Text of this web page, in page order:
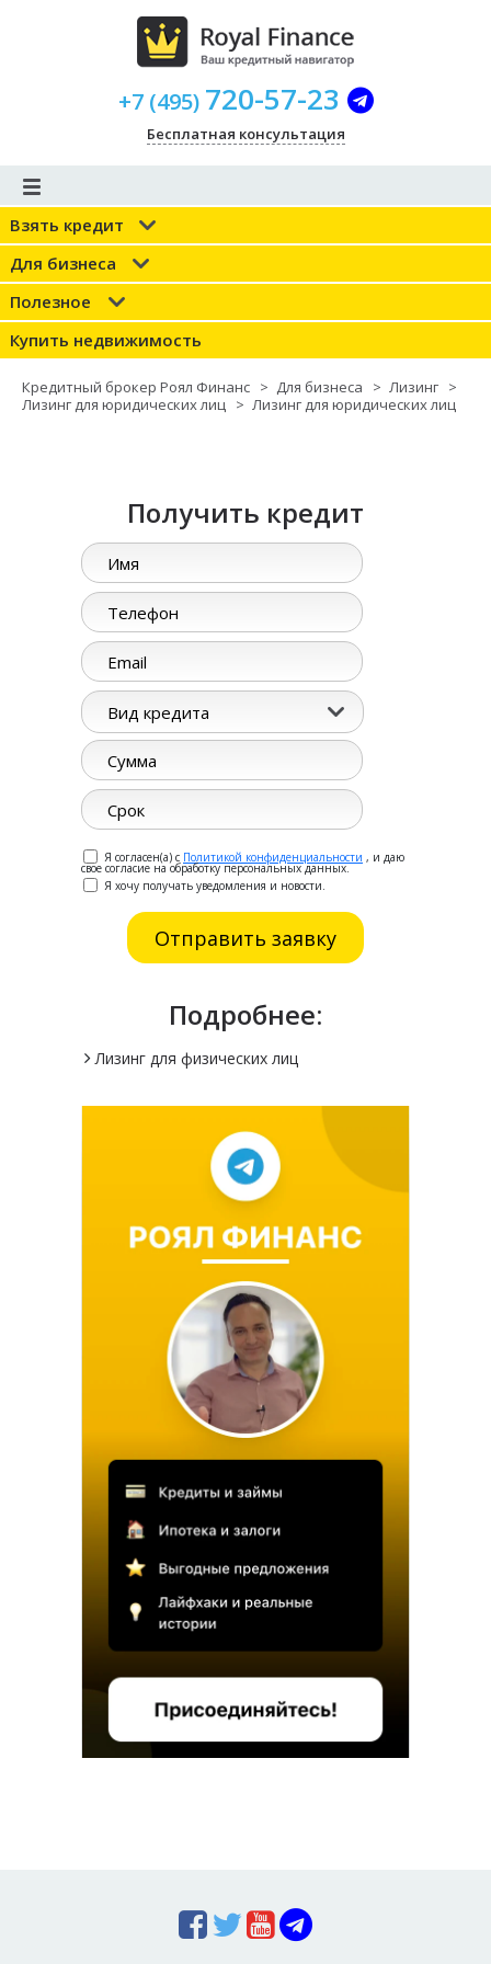
+7(495) 720-57-23
Бесплатная консультация
Взять кредит
Для бизнеса
Полезное
Купить недвижимость
Кредитный брокер Роял Финанс > Для бизнеса > Лизинг >
Лизинг для юридических лиц > Лизинг для юридических лиц
Получить кредит
Вид кредита
Я согласен(а) с Политикой конфиденциальности , и даю
свое согласие на обработку персональных данных.
Я хочу получать уведомления и новости.
Подробнее:
Лизинг для физических лиц